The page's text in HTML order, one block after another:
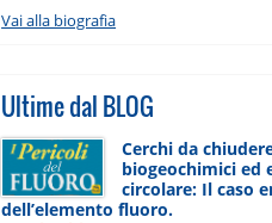
Vai alla biografia
Ultime dal BLOG
Cerchi da
biogeochimici ed
circolare: Il caso
dell’elemento fluoro.